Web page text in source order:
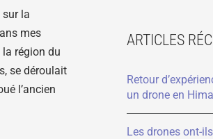
sur la
mes
région du
se déroulait
l’ancien
ARTICLES
Retour
un drone en
Les drones ont-